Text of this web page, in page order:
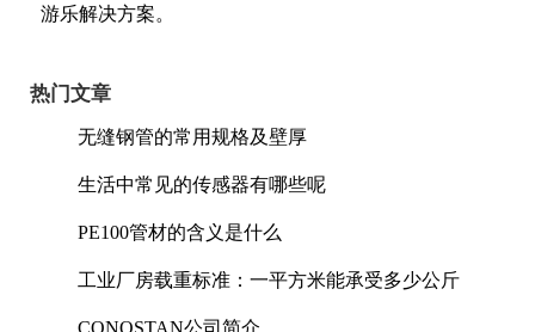
游乐解决方案。
热门文章
无缝钢管的常用规格及壁厚
生活中常见的传感器有哪些呢
PE100管材的含义是什么
工业厂房载重标准：一平方米能承受多少公斤
CONOSTAN公司简介